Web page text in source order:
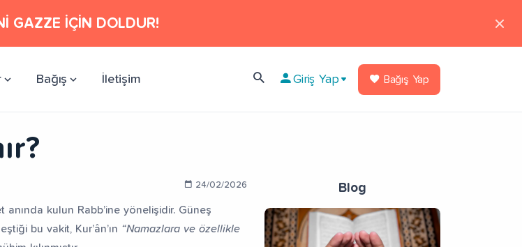
GAZZE İÇİN DOLDUR!
Bağış İletişim Giriş Yap Bağış Yap
24/02/2026
kulun Rabb’ine yönelişidir. Güneş
bu vakit, Kur’ân’ın “Namazlara ve özellikle
Blog